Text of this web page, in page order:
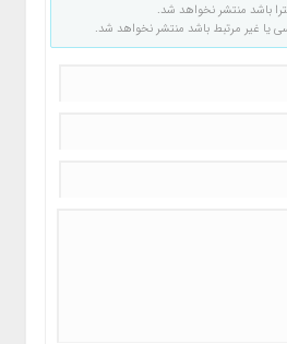
باشد منتشر نخواهد شد.
یا غیر مرتبط باشد منتشر نخواهد شد.